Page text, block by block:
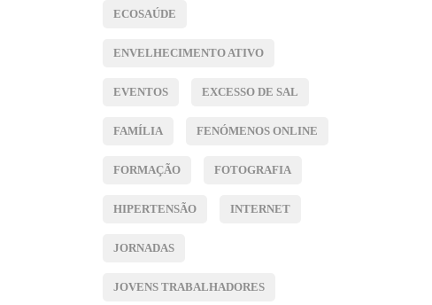
ECOSAÚDE
ENVELHECIMENTO ATIVO
EVENTOS EXCESSO DE SAL
FAMÍLIA FENÓMENOS ONLINE
FORMAÇÃO FOTOGRAFIA
HIPERTENSÃO INTERNET
JORNADAS
JOVENS TRABALHADORES